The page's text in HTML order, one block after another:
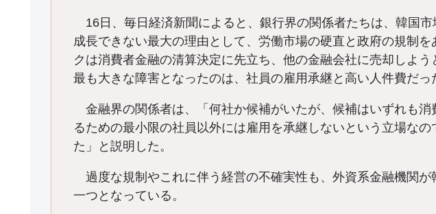
16日、毎日経済新聞によると、銀行界の関係者たちは、韓国市
成長できない最大の理由として、労働市場の硬直と政府の規制
クは消費者金融の清算決定に先立ち、他の金融会社に売却しよ
最も大きな障害となったのは、社員の雇用承継と高い人件費だっ
金融界の関係者は、「何社か候補がいたが、候補はいずれも消
るための最小限の社員以外には雇用を承継しないという立場な
た」と説明した。
過度な規制やこれに伴う経営の不確実性も、外資系金融機関が
一つとなっている。